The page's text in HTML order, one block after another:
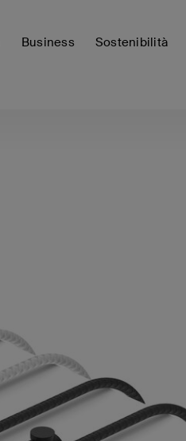
Business Sostenibilità